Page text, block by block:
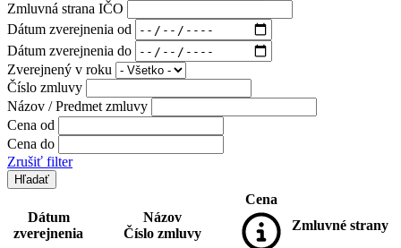
Zmluvná strana IČO
Dátum zverejnenia od
Dátum zverejnenia do
Zverejnený v roku
Číslo zmluvy
Názov / Predmet zmluvy
Cena od
Cena do
Zrušiť filter
Dátum
zverejnenia
Názov
Číslo zmluvy
Cena
Zmluvné strany